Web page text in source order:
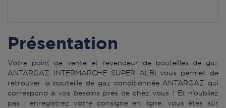
Présentation
Votre point de vente et revendeur de bouteilles de gaz
ANTARGAZ INTERMARCHE SUPER ALBI vous permet de
retrouver la bouteille de gaz conditionnée ANTARGAZ qui
correspond à vos besoins près de chez vous ! Et n’oubliez
pas : enregistrez votre consigne en ligne, vous êtes sûr